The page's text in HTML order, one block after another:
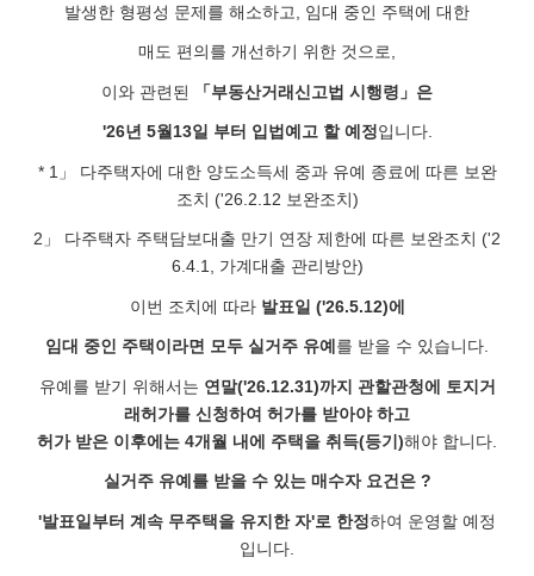
발생한 형평성 문제를 해소하고, 임대 중인 주택에 대한
매도 편의를 개선하기 위한 것으로,
이와 관련된 「부동산거래신고법 시행령」은
'26년 5월13일 부터 입법예고 할 예정입니다.
* 1」 다주택자에 대한 양도소득세 중과 유예 종료에 따른 보완
조치 ('26.2.12 보완조치)
2」 다주택자 주택담보대출 만기 연장 제한에 따른 보완조치 ('2
6.4.1, 가계대출 관리방안)
이번 조치에 따라발표일 ('26.5.12)에
임대 중인 주택이라면 모두 실거주 유예 를 받을 수 있습니다.
유예를 받기 위해서는 연말('26.12.31)까지 관할관청에 토지거
래허가를 신청하여 허가를 받아야 하고
허가 받은 이후에는 4개월 내에 주택을 취득(등기)해야 합니다.
실거주 유예를 받을 수 있는 매수자 요건은 ?
'발표일부터 계속 무주택을 유지한 자'로 한정하여 운영할 예정
입니다.